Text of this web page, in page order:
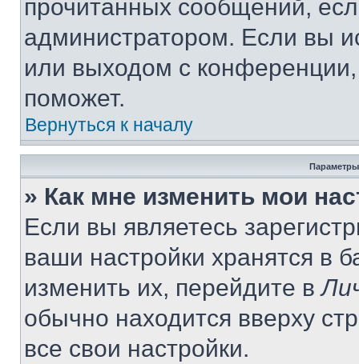
прочитанных сообщений,
администратором. Если вы
или выходом с
поможет.
Вернуться к началу
Параметры
» Как мне изменить мои
Если вы являетесь
ваши настройки хранятся в
изменить их, перейдите в
обычно находится вверху
все свои настройки.